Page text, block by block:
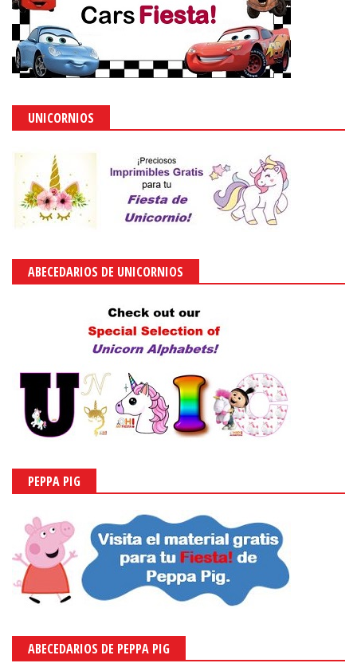
UNICORNIOS
ABECEDARIOS DE UNICORNIOS
PEPPA PIG
ABECEDARIOS DE PEPPA PIG